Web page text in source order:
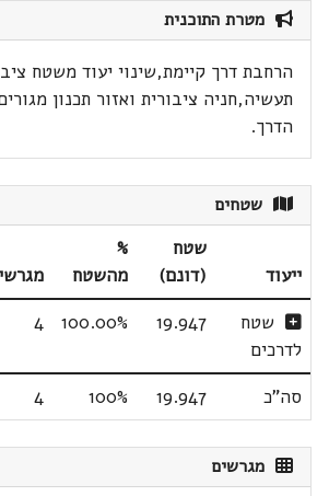
מטרת התוכנית
הרחבת דרך קיימת,שינוי יעוד משטח
תעשיה,חניה ציבורית ואזור תכנון
הדרך.
שטחים
ייעוד
שטח
(דונם)
%
מהשטח
שטח
לדרכים
19.947
100.00%
4
סה"כ 19.947
100%
4
מגרשים